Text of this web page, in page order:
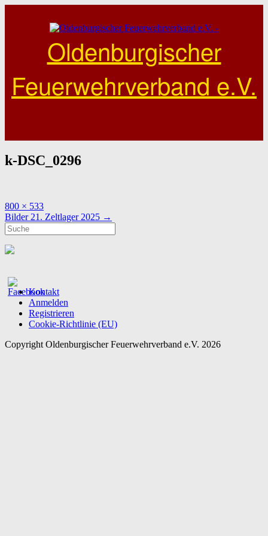
Oldenburgischer
Feuerwehrverband e.V.
k-DSC_0296
Full
size
800 × 533
Post
navigation
Bilder 21. Zeltlager 2025 →
Kontakt
Anmelden
Registrieren
Cookie-Richtlinie (EU)
Copyright Oldenburgischer Feuerwehrverband e.V. 2026